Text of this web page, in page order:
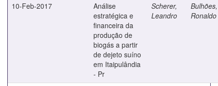
10-Feb-2017
Análise
estratégica e
financeira da
produção de
biogás a partir
de dejeto suíno
em Itaipulândia
- Pr
Scherer,
Leandro
Bulhões,
Ronaldo